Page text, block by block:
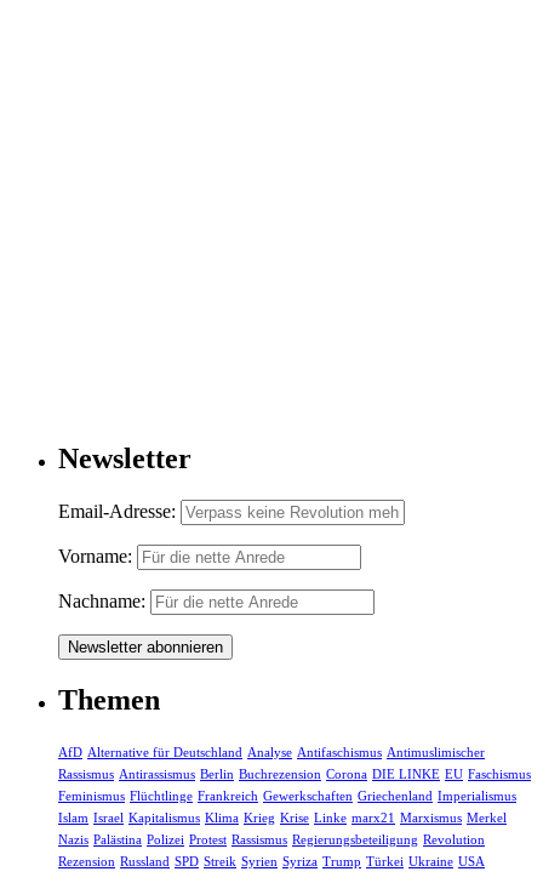
Newsletter
Email-Adresse:
Vorname:
Nachname:
Themen
AfD Alternative für Deutschland Analyse Antifaschismus Antimuslimischer
Rassismus Antirassismus Berlin Buchrezension Corona DIE LINKE EU Faschismus
Feminismus Flüchtlinge Frankreich Gewerkschaften Griechenland Imperialismus
Islam Israel Kapitalismus Klima Krieg Krise Linke marx21 Marxismus Merkel
Nazis Palästina Polizei Protest Rassismus Regierungsbeteiligung Revolution
Rezension Russland SPD Streik Syrien Syriza Trump Türkei Ukraine USA